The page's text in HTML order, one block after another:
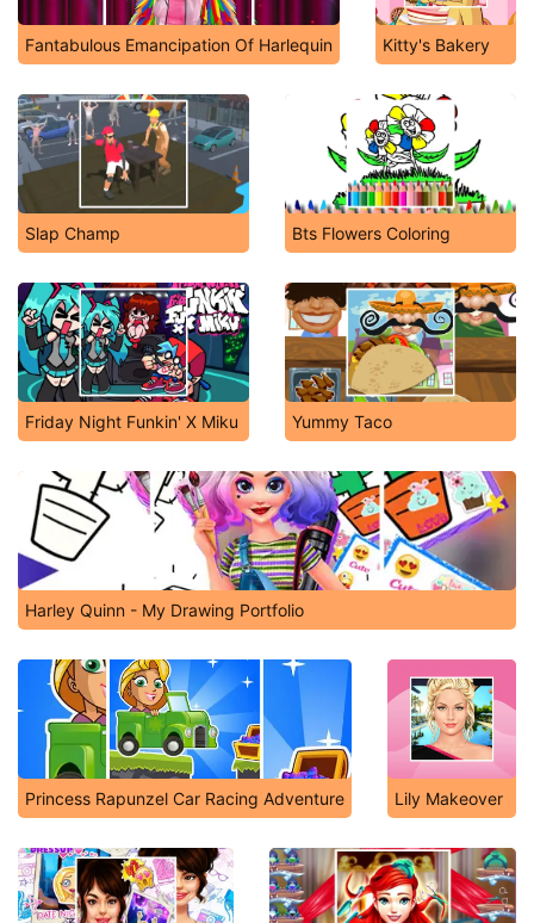
Fantabulous Emancipation Of Harlequin Kitty's Bakery
Slap Champ Bts Flowers Coloring
Friday Night Funkin' X Miku Yummy Taco
Harley Quinn - My Drawing Portfolio
Princess Rapunzel Car Racing Adventure Lily Makeover